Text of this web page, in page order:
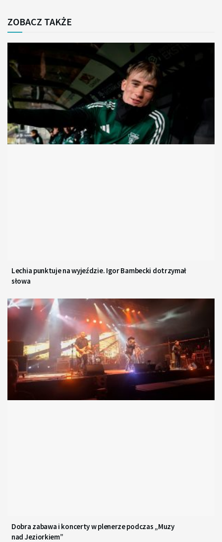
ZOBACZ TAKŻE
Lechia punktuje na wyjeździe. Igor Bambecki dotrzymał
słowa
Dobra zabawa i koncerty w plenerze podczas „Muzy
nad Jeziorkiem”